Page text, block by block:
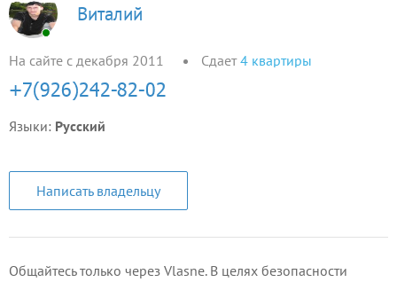
Виталий
На сайте с декабря 2011 Сдает4 квартиры
Языки: Русский
Написать владельцу
Общайтесь только через Vlasne. В целях безопасности